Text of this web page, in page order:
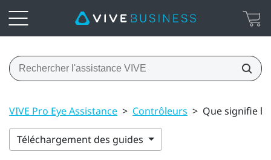
VIVE Pro Eye Assistance > Contrôleurs > Que signifie
Téléchargement des guides